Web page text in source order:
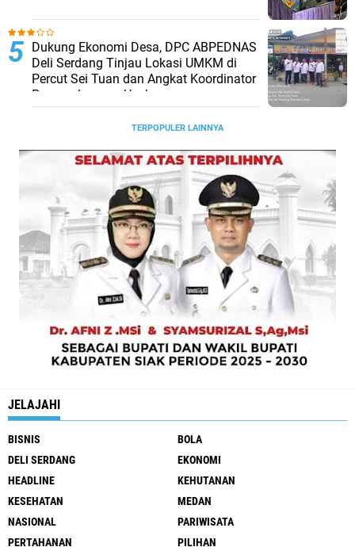
Dukung Ekonomi Desa, DPC ABPEDNAS
Deli Serdang Tinjau Lokasi UMKM di
Percut Sei Tuan dan Angkat Koordinator
Pengembangan Usaha
TERPOPULER LAINNYA
JELAJAHI
BISNIS
BOLA
DELI SERDANG
EKONOMI
HEADLINE
KEHUTANAN
KESEHATAN
MEDAN
NASIONAL
PARIWISATA
PERTAHANAN
PILIHAN